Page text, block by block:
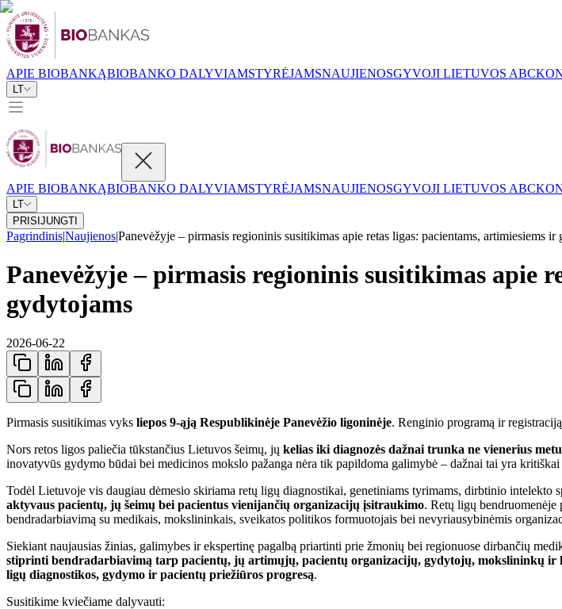
APIE BIOBANKĄBIOBANKO DALYVIAMSTYRĖJAMSNAUJIENOSGYVOJI LIETUVOS ABC
LT
APIE BIOBANKĄBIOBANKO DALYVIAMSTYRĖJAMSNAUJIENOSGYVOJI LIETUVOS ABC
LT
PRISIJUNGTI
Pagrindinis|Naujienos|Panevėžyje – pirmasis regioninis susitikimas apie retas ligas: pacientams, artimiesiems ir
Panevėžyje – pirmasis regioninis susitikimas apie
gydytojams
2026-06-22
Pirmasis susitikimas vyks liepos 9-ąją Respublikinėje Panevėžio ligoninėje. Renginio programą ir
Nors retos ligos paliečia tūkstančius Lietuvos šeimų, jų kelias iki diagnozės dažnai trunka ne vienerius
inovatyvūs gydymo būdai bei medicinos mokslo pažanga nėra tik papildoma galimybė – dažnai tai yra
Todėl Lietuvoje vis daugiau dėmesio skiriama retų ligų diagnostikai, genetiniams tyrimams, dirbtinio intelekto
aktyvaus pacientų, jų šeimų bei pacientus vienijančių organizacijų įsitraukimo. Retų ligų
bendradarbiavimą su medikais, mokslininkais, sveikatos politikos formuotojais bei nevyriausybinėmis
Siekiant naujausias žinias, galimybes ir ekspertinę pagalbą priartinti prie žmonių bei regionuose dirbančių
stiprinti bendradarbiavimą tarp pacientų, jų artimųjų, pacientų organizacijų, gydytojų, mokslininkų
ligų diagnostikos, gydymo ir pacientų priežiūros progresą.
Susitikime kviečiame dalyvauti: